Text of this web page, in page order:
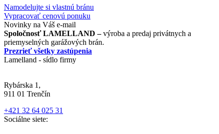
Namodelujte si vlastnú bránu
Vypracovať cenovú ponuku
Novinky na Váš e-mail
Spoločnosť LAMELLAND –výroba a predaj privátnych a
priemyselných garážových brán.
Prezrieť všetky zastúpenia
Lamelland - sídlo firmy
Rybárska 1,
911 01 Trenčín
+421 32 64 025 31
Sociálne siete: